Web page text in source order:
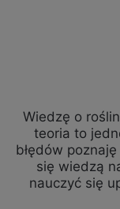
Wiedzę o
teoria to
błędów
się wiedzą
nauczyć się